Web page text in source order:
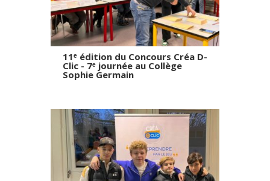
11ᵉ édition du Concours Créa D-
Clic - 7ᵉ journée au Collège
Sophie Germain